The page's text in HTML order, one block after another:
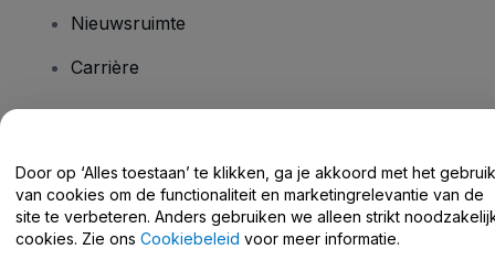
Nieuwsruimte
Carrière
Helpcentrum / Neem Contact Met Ons Op
Door op ‘Alles toestaan’ te klikken, ga je akkoord met het gebruik
van cookies om de functionaliteit en marketingrelevantie van de
site te verbeteren. Anders gebruiken we alleen strikt
cookies. Zie ons Cookiebeleid voor meer informatie.